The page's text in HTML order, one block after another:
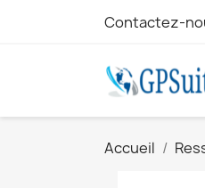
Contactez-
Accueil